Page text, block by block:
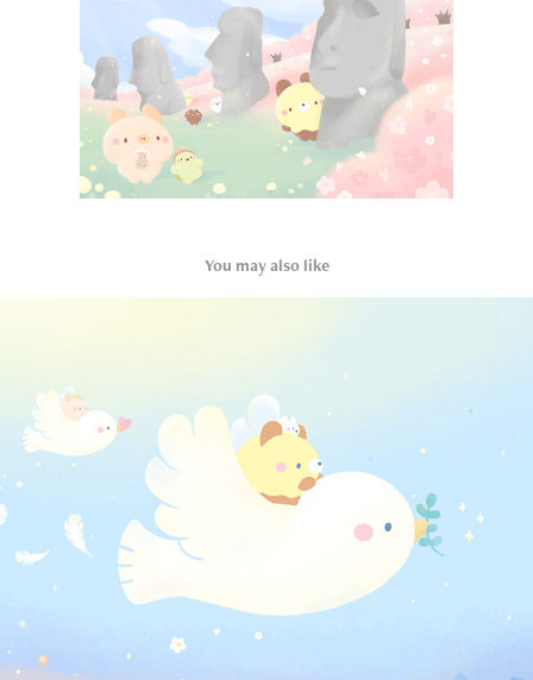
You may also like
pray for peace